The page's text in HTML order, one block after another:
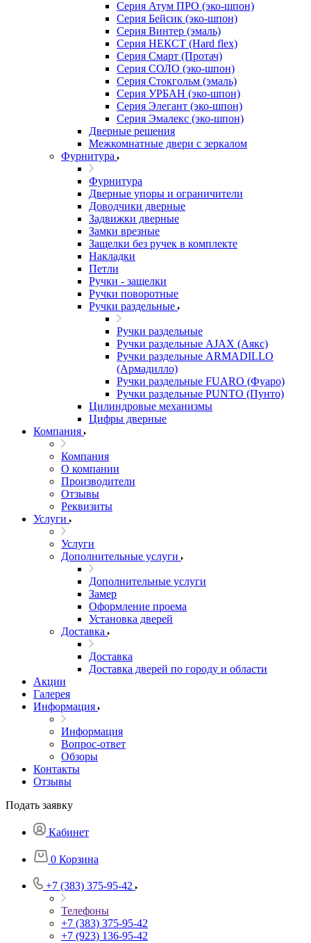
Серия Атум ПРО (эко-шпон)
Серия Бейсик (эко-шпон)
Серия Винтер (эмаль)
Серия НЕКСТ (Hard flex)
Серия Смарт (Протач)
Серия СОЛО (эко-шпон)
Серия Стокгольм (эмаль)
Серия УРБАН (эко-шпон)
Серия Элегант (эко-шпон)
Серия Эмалекс (эко-шпон)
Дверные решения
Межкомнатные двери c зеркалом
Фурнитура
Фурнитура
Дверные упоры и ограничители
Доводчики дверные
Задвижки дверные
Замки врезные
Защелки без ручек в комплекте
Накладки
Петли
Ручки - защелки
Ручки поворотные
Ручки раздельные
Ручки раздельные
Ручки раздельные AJAX (Аякс)
Ручки раздельные ARMADILLO
(Армадилло)
Ручки раздельные FUARO (Фуаро)
Ручки раздельные PUNTO (Пунто)
Цилиндровые механизмы
Цифры дверные
Компания
Компания
О компании
Производители
Отзывы
Реквизиты
Услуги
Услуги
Дополнительные услуги
Дополнительные услуги
Замер
Оформление проема
Установка дверей
Доставка
Доставка
Доставка дверей по городу и области
Акции
Галерея
Информация
Информация
Вопрос-ответ
Обзоры
Контакты
Отзывы
Подать заявку
Кабинет
0 Корзина
+7 (383) 375-95-42
Телефоны
+7 (383) 375-95-42
+7 (923) 136-95-42